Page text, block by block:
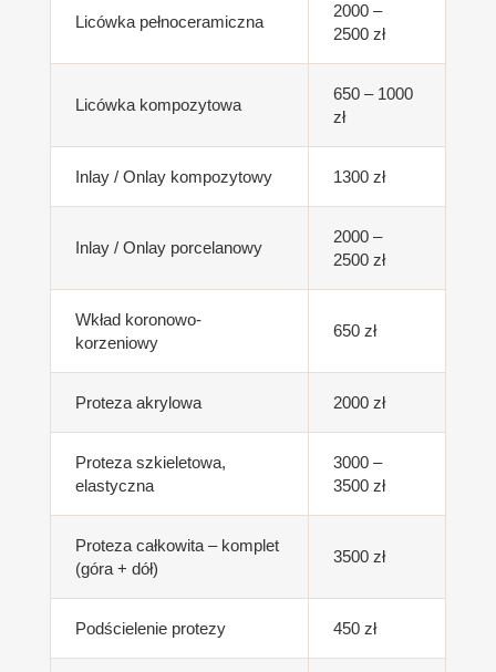
Licówka pełnoceramiczna
2000 –
2500 zł
Licówka kompozytowa
650 – 1000
zł
Inlay / Onlay kompozytowy 1300 zł
Inlay / Onlay porcelanowy
2000 –
2500 zł
Wkład koronowo-
korzeniowy
650 zł
Proteza akrylowa 2000 zł
Proteza szkieletowa,
elastyczna
3000 –
3500 zł
Proteza całkowita – komplet
(góra + dół)
3500 zł
Podścielenie protezy 450 zł